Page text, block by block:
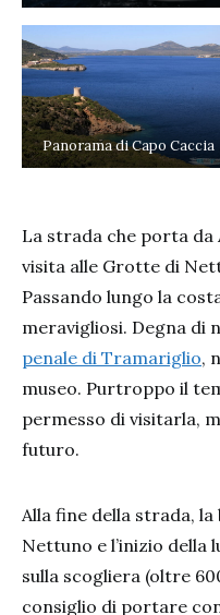
Panorama di Capo Caccia
La strada che porta da
visita alle Grotte di
Passando lungo la
meravigliosi. Degna di
penale di Tramariglio,
museo. Purtroppo il
permesso di visitarla,
futuro.
Alla fine della strada,
Nettuno e l’inizio della
sulla scogliera (oltre
consiglio di portare